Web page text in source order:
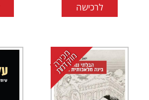
לרכישה
מ
כ
י
ר
ה
מ
ו
ק
ד
מ
ת